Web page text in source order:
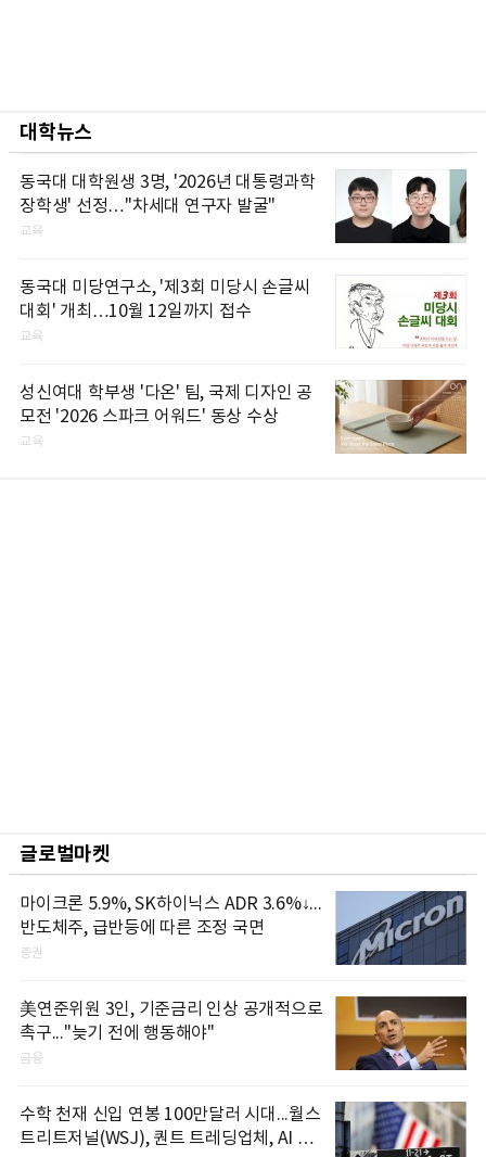
대학뉴스
동국대 대학원생 3명, '2026년 대통령과학
장학생' 선정…"차세대 연구자 발굴"
교육
동국대 미당연구소, '제3회 미당시 손글씨
대회' 개최…10월 12일까지 접수
교육
성신여대 학부생 '다온' 팀, 국제 디자인 공
모전 '2026 스파크 어워드' 동상 수상
교육
글로벌마켓
마이크론 5.9%, SK하이닉스 ADR 3.6%↓...
반도체주, 급반등에 따른 조정 국면
증권
美연준위원 3인, 기준금리 인상 공개적으로
촉구..."늦기 전에 행동해야"
금융
수학 천재 신입 연봉 100만달러 시대...월스
트리트저널(WSJ), 퀀트 트레딩업체, AI 기